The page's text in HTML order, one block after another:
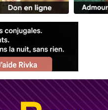
aux Orphelins
jambe de Yohan